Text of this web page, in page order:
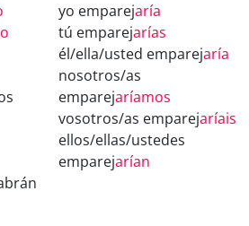
yo emparejaría
tú emparejarías
él/ella/usted emparejaría
nosotros/as
emparejaríamos
vosotros/as emparejaríais
ellos/ellas/ustedes
emparejarían